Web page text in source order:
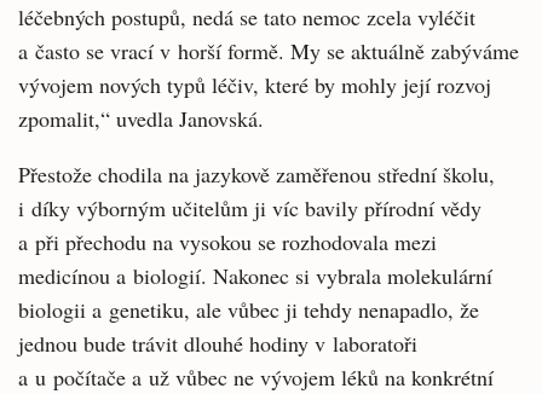
léčebných postupů, nedá se tato nemoc zcela vyléčit
a často se vrací v horší formě. My se aktuálně zabýváme
vývojem nových typů léčiv, které by mohly její rozvoj
zpomalit,“ uvedla Janovská.
Přestože chodila na jazykově zaměřenou střední školu,
i díky výborným učitelům ji víc bavily přírodní vědy
a při přechodu na vysokou se rozhodovala mezi
medicínou a biologií. Nakonec si vybrala molekulární
biologii a genetiku, ale vůbec ji tehdy nenapadlo, že
jednou bude trávit dlouhé hodiny v laboratoři
a u počítače a už vůbec ne vývojem léků na konkrétní